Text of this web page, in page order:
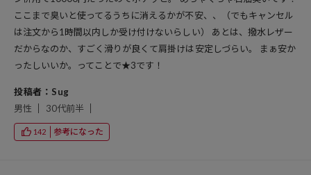
ここまで臭いと使ってるうちに消えるかが不安、、（でもキャンセル
は注文から1時間以内しか受け付けないらしい） あとは、撥水レザー
だからなのか、すごく滑りが良くて肩掛けは安定しづらい。 まぁ安か
ったしいいか。ってことで★3です！
投稿者：Sug
男性
30代前半
142 参考になった